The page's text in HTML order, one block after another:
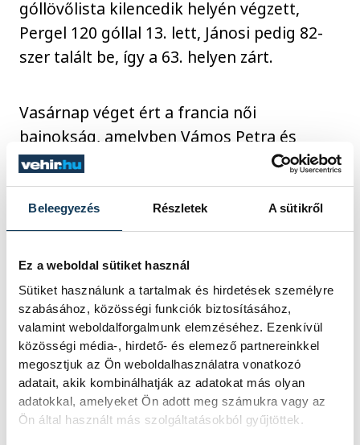
Beleegyezés Részletek A sütikről
Ez a weboldal sütiket használ
Sütiket használunk a tartalmak és hirdetések személyre
szabásához, közösségi funkciók biztosításához,
valamint weboldalforgalmunk elemzéséhez. Ezenkívül
közösségi média-, hirdető- és elemező partnereinkkel
megosztjuk az Ön weboldalhasználatra vonatkozó
adatait, akik kombinálhatják az adatokat más olyan
adatokkal, amelyeket Ön adott meg számukra vagy az
Ön által használt más szolgáltatásokból gyűjtöttek.
góllövőlista kilencedik helyén végzett,
Pergel 120 góllal 13. lett, Jánosi pedig 82-
szer talált be, így a 63. helyen zárt.
Vasárnap véget ért a francia női
bajnokság, amelyben Vámos Petra és
Albek Anna csapata, a Metz HB második
lett, mivel ugyanúgy 76 pontot gyűjtött,
mint a Brest Bretagne, de az egymás elleni
mérkőzéseken kevesebb gólt lőtt
idegenben.
Jövő szombaton Budapesten, a BL
elődöntőjében a Brest a címvédő Győrrel, a
Metz a román CSM Bucuresti-tel találkozik.
Szabó Edina vezetőedző együttese, a Saint-
Amand HB a negyedik helyen zárt, és
fennállása során először kiléphet a